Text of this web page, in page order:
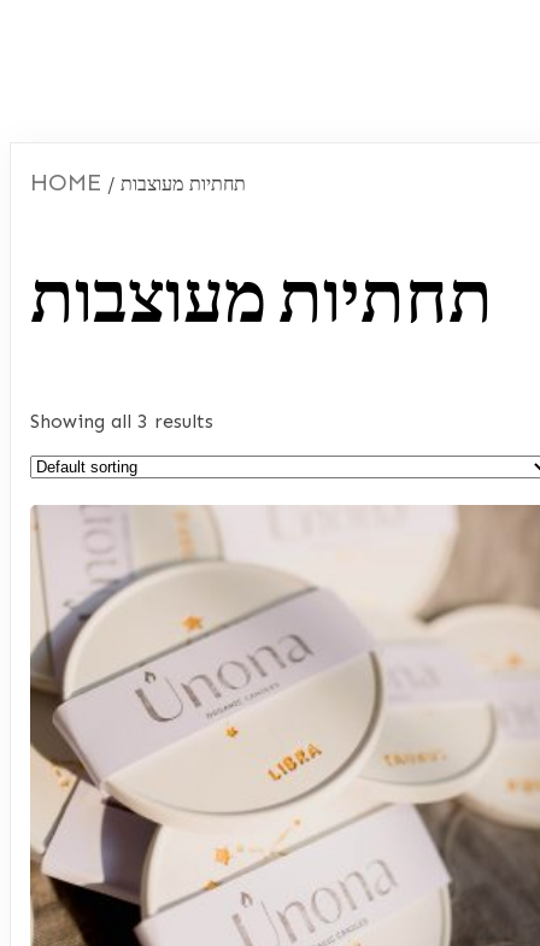
HOME / תחתיות מעוצבות
תחתיות מעוצבות
Showing all 3 results